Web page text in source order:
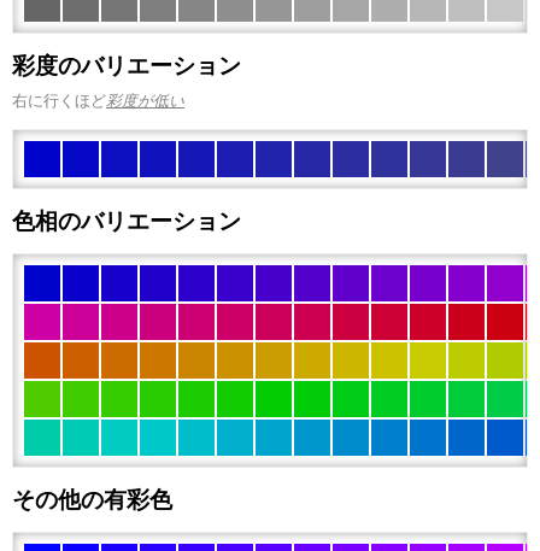
彩度のバリエーション
右に行くほど彩度が低い
色相のバリエーション
その他の有彩色